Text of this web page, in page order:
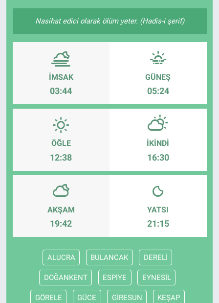
Nasihat edici olarak ölüm yeter. (Hadis-i şerif)
İMSAK
03:44
GÜNEŞ
05:24
ÖĞLE
12:38
İKINDI
16:30
AKŞAM
19:42
YATSI
21:15
ALUCRA BULANCAK DERELİ
DOĞANKENT ESPİYE EYNESİL
GÖRELE GÜCE GİRESUN KEŞAP
Politika